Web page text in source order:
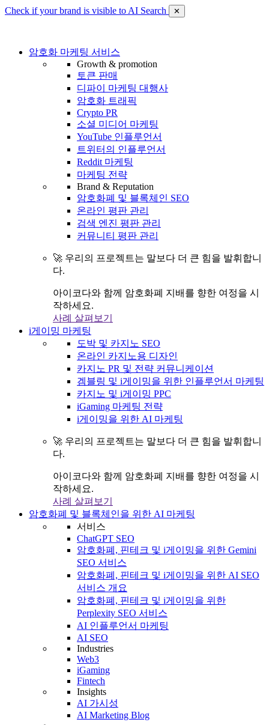
Check if your brand is visible to AI Search ✕
암호화 마케팅 서비스
Growth & promotion
토큰 판매
디파이 마케팅 대행사
암호화 트래픽
Crypto PR
소셜 미디어 마케팅
YouTube 인플루언서
트위터의 인플루언서
Reddit 마케팅
마케팅 전략
Brand & Reputation
암호화폐 및 블록체인 SEO
온라인 평판 관리
검색 엔진 평판 관리
커뮤니티 평판 관리
🚀 우리의 프로젝트는 말보다 더 큰 힘을 발휘합니
다.
아이코다와 함께 암호화폐 지배를 향한 여정을 시
작하세요.
사례 살펴보기
i게이밍 마케팅
도박 및 카지노 SEO
온라인 카지노용 디자인
카지노 PR 및 전략 커뮤니케이션
겜블링 및 i게이밍을 위한 인플루언서 마케팅
카지노 및 i게이밍 PPC
iGaming 마케팅 전략
i게이밍을 위한 AI 마케팅
🚀 우리의 프로젝트는 말보다 더 큰 힘을 발휘합니
다.
아이코다와 함께 암호화폐 지배를 향한 여정을 시
작하세요.
사례 살펴보기
암호화폐 및 블록체인을 위한 AI 마케팅
서비스
ChatGPT SEO
암호화폐, 핀테크 및 i게이밍을 위한 Gemini
SEO 서비스
암호화폐, 핀테크 및 i게이밍을 위한 AI SEO
서비스 개요
암호화폐, 핀테크 및 i게이밍을 위한
Perplexity SEO 서비스
AI 인플루언서 마케팅
AI SEO
Industries
Web3
iGaming
Fintech
Insights
AI 가시성
AI Marketing Blog